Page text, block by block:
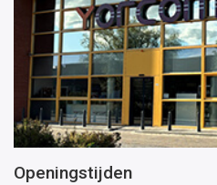
Openingstijden